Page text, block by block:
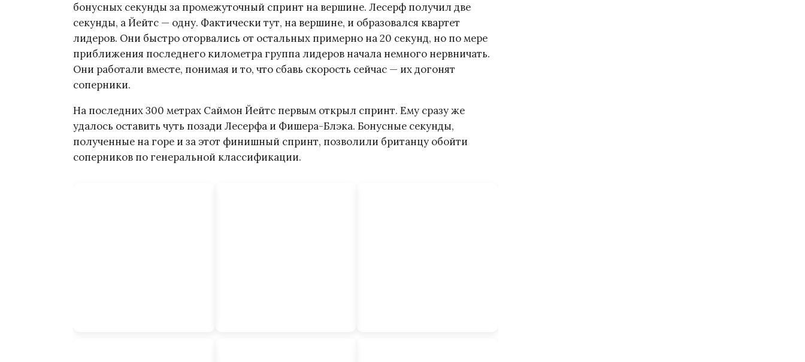
бонусных секунды за промежуточный спринт на вершине. Лесерф получил две
секунды, а Йейтс — одну. Фактически тут, на вершине, и образовался квартет
лидеров. Они быстро оторвались от остальных примерно на 20 секунд, но по мере
приближения последнего километра группа лидеров начала немного нервничать.
Они работали вместе, понимая и то, что сбавь скорость сейчас — их догонят
соперники.
На последних 300 метрах Саймон Йейтс первым открыл спринт. Ему сразу же
удалось оставить чуть позади Лесерфа и Фишера-Блэка. Бонусные секунды,
полученные на горе и за этот финишный спринт, позволили британцу обойти
соперников по генеральной классификации.